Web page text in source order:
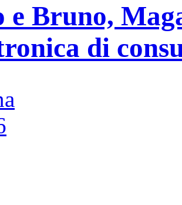
e Bruno,
di